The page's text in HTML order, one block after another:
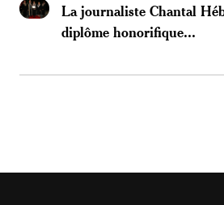
La journaliste Chantal
diplôme honorifique...